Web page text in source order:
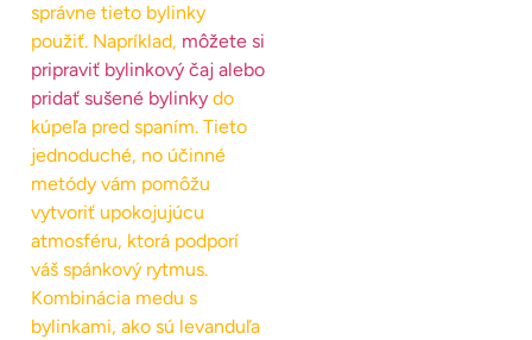
správne tieto bylinky
použiť. Napríklad, môžete si
pripraviť bylinkový čaj alebo
pridať sušené bylinky do
kúpeľa pred spaním. Tieto
jednoduché, no účinné
metódy vám pomôžu
vytvoriť upokojujúcu
atmosféru, ktorá podporí
váš spánkový rytmus.
Kombinácia medu s
bylinkami, ako sú levanduľa